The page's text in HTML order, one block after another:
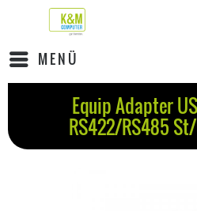
MENÜ
Equip Adapter
RS422/RS485